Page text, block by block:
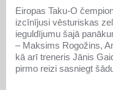
Eiropas Taku-O
izcīnījusi vēsturiskas
ieguldījumu šajā
– Maksims Rogožins,
kā arī treneris Jānis
pirmo reizi sasniegt